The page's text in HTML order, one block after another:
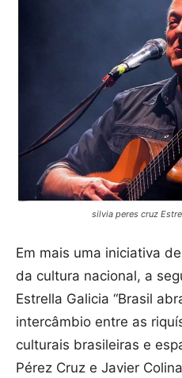
silvia peres cruz
Em mais uma iniciativa
da cultura nacional, a
Estrella Galicia “Brasil
intercâmbio entre as
culturais brasileiras e
Pérez Cruz e Javier